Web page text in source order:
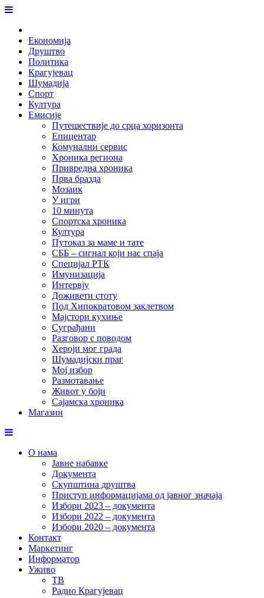
Skip
content
Економија
Друштво
Политика
Крагујевац
Шумадија
Спорт
Култура
Емисије
Путешествије до срца хоризонта
Епицентар
Комунални сервис
Хроника региона
Привредна хроника
Прва бразда
Мозаик
У игри
10 минута
Спортска хроника
Култура
Путоказ за маме и тате
СББ – сигнал који нас спаја
Специјал РТК
Имунизација
Интервју
Доживети стоту
Под Хипократовом заклетвом
Мајстори кухиње
Суграђани
Разговор с поводом
Хероји мог града
Шумадијски праг
Мој избор
Размотавање
Живот у боји
Сајамска хроника
Магазин
О нама
Јавне набавке
Документа
Скупштина друштва
Приступ информацијама од јавног значаја
Избори 2023 – документа
Избори 2022 – документа
Избори 2020 – документа
Контакт
Маркетинг
Информатор
Уживо
ТВ
Радио Крагујевац